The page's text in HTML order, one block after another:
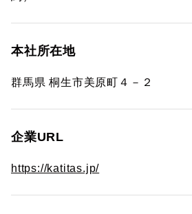
本社所在地
群馬県 桐生市美原町４－２
企業URL
https://katitas.jp/